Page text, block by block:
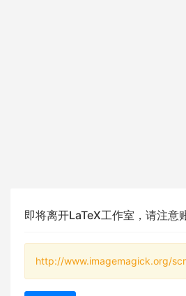
即将离开LaTeX工作室，请注意
http://www.imagemagick.org/